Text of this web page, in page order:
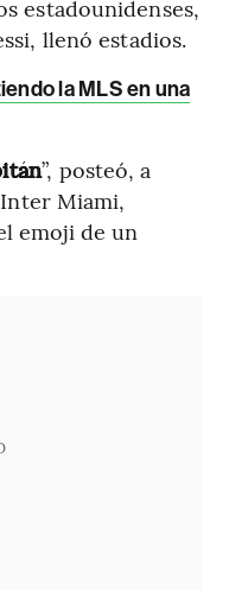
estadounidenses,
llenó estadios.
la MLS en una
”, posteó, a
Miami,
emoji de un